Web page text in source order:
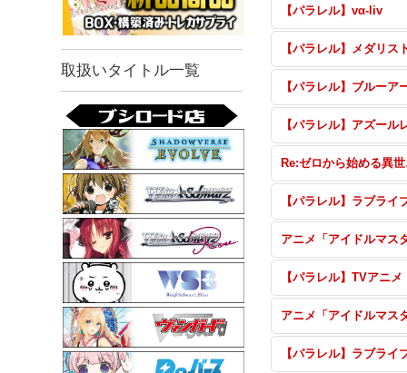
取扱いタイトル一覧
【パラレル】vα-liv
【パラレル】メダリス